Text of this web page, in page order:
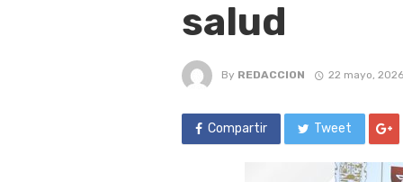
salud
By REDACCION 22 mayo, 2026
Compartir Tweet